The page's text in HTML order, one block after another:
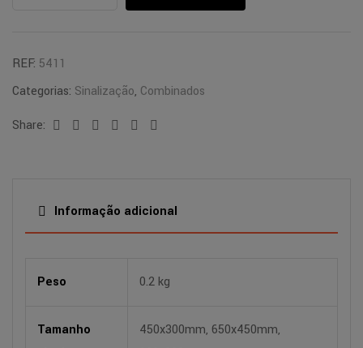
REF: 5411
Categorias: Sinalização, Combinados
Share:
Facebook
TwitterLinkedinGoogle+Pinterest
Informação adicional
Peso 0.2 kg
Tamanho
450x300mm, 650x450mm,